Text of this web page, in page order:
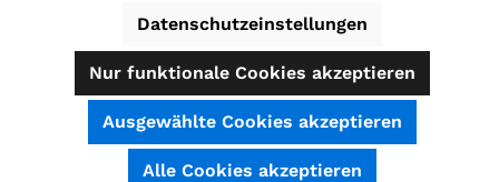
Alle Preise inkl. gesetzl. Mehrwertsteuer zzgl.
Versandkostenund ggf. Nachnahmegebühren, wenn nicht
Datenschutzeinstellungen
Nur funktionale Cookies akzeptieren
Ausgewählte Cookies akzeptieren
Alle Cookies akzeptieren
SEHR GUT (4.74 / 5)